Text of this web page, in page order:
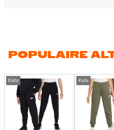
POPULAIRE
Kids Kids